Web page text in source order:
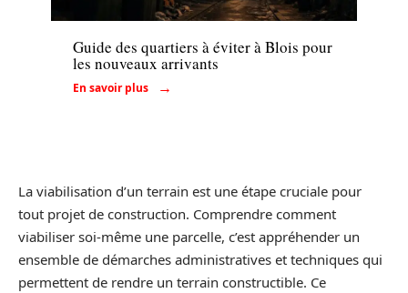
Guide des quartiers à éviter à Blois pour
les nouveaux arrivants
En savoir plus
La viabilisation d’un terrain est une étape cruciale pour
tout projet de construction. Comprendre comment
viabiliser soi-même une parcelle, c’est appréhender un
ensemble de démarches administratives et techniques qui
permettent de rendre un terrain constructible. Ce